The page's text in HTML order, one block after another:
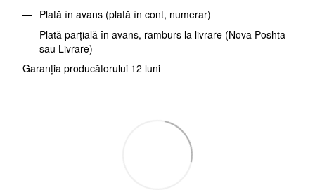
Plată în avans (plată în cont, numerar)
Plată parțială în avans, ramburs la livrare (Nova Poshta
sau Livrare)
Garanția producătorului 12 luni